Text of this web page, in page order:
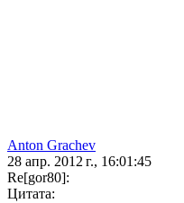
Anton Grachev
28 апр. 2012 г., 16:01:45
Re[gor80]:
Цитата: